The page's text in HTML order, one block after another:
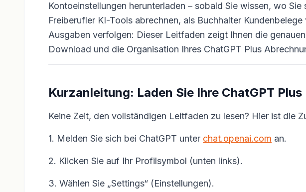
Kontoeinstellungen herunterladen – sobald Sie wissen, wo Sie
Freiberufler KI-Tools abrechnen, als Buchhalter
Ausgaben verfolgen: Dieser Leitfaden zeigt Ihnen die
Download und die Organisation Ihres ChatGPT Plus
Kurzanleitung: Laden Sie Ihre ChatGPT
Keine Zeit, den vollständigen Leitfaden zu lesen? Hier ist die
1. Melden Sie sich bei ChatGPT unter chat.openai.com an.
2. Klicken Sie auf Ihr Profilsymbol (unten links).
3. Wählen Sie „Settings“ (Einstellungen).